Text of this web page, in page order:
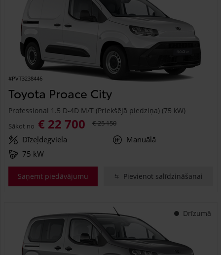
#PVT3238446
Toyota Proace City
Professional 1.5 D-4D M/T (Priekšējā piedziņa) (75 kW)
Sākot no € 22 700 € 25 150
Dīzeļdegviela
Manuālā
75 kW
Saņemt piedāvājumu Pievienot salīdzināšanai
Drīzumā